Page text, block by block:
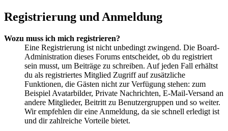
Registrierung und Anmeldung
Wozu muss ich mich registrieren?
Eine Registrierung ist nicht unbedingt zwingend. Die Board-
Administration dieses Forums entscheidet, ob du registriert
sein musst, um Beiträge zu schreiben. Auf jeden Fall erhältst
du als registriertes Mitglied Zugriff auf zusätzliche
Funktionen, die Gästen nicht zur Verfügung stehen: zum
Beispiel Avatarbilder, Private Nachrichten, E-Mail-Versand an
andere Mitglieder, Beitritt zu Benutzergruppen und so weiter.
Wir empfehlen dir eine Anmeldung, da sie schnell erledigt ist
und dir zahlreiche Vorteile bietet.